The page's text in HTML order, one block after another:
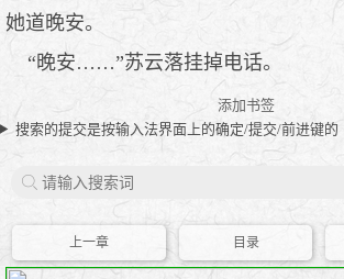
她道晚安。
“晚安……”苏云落挂掉电话。
添加书签
搜索的提交是按输入法界面上的确定/提交/前进键的
上一章 目录